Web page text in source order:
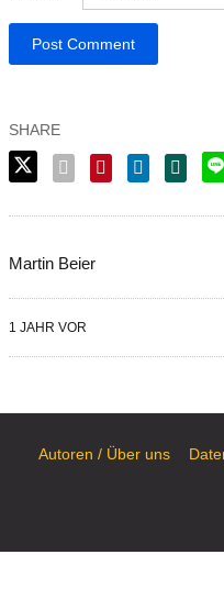
Martin Beier
1 JAHR VOR
Autoren / Über uns